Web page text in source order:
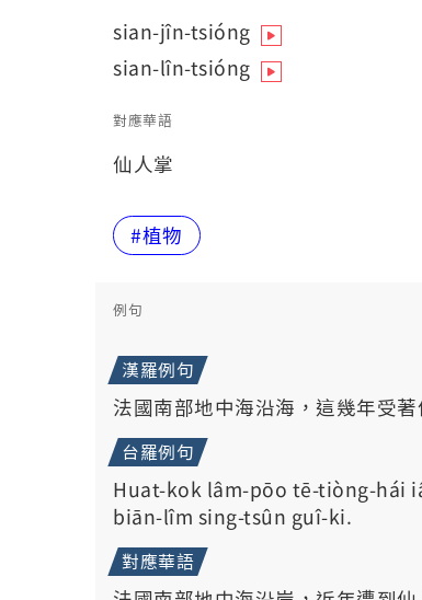
sian-jîn-tsióng
sian-lîn-tsióng
對應華語
仙人掌
#植物
例句
漢羅例句
法國南部地中海沿海，這幾年受
台羅例句
Huat-kok lâm-pōo tē-tiòng-hái
biān-lîm sing-tsûn guî-ki.
對應華語